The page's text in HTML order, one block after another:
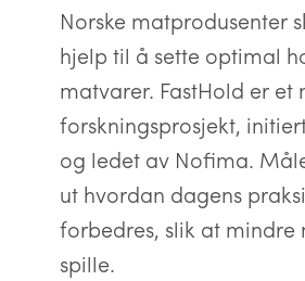
Norske matprodusenter
hjelp til å sette optimal
matvarer. FastHold er et
forskningsprosjekt,
og ledet av Nofima.
ut hvordan dagens
forbedres, slik at mindre
spille.